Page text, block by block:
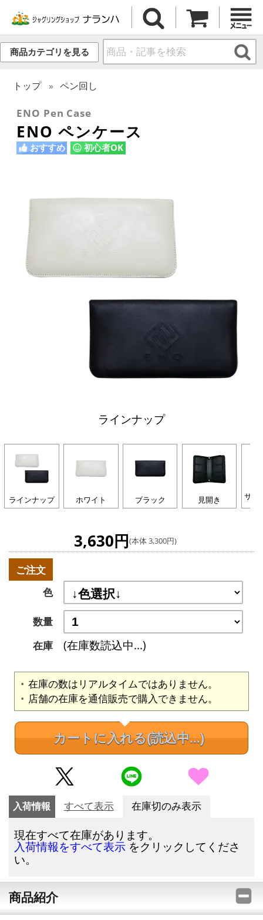
商品カテゴリを見る
トップ ペン回し
ENO Pen Case
ENO ペンケース
おすすめ 初心者OK
ラインナップ
ラインナップ ホワイト ブラック 見開き サイ
3,630円(本体 3,300円)
ご注文
色
数量
在庫
(在庫数読込中...)
在庫の数はリアルタイムではありません。
店舗の在庫を通信販売で購入できません。
カートに入れる(読込中...)
入荷情報 すべて表示 在庫切のみ表示
現在すべて在庫があります。
入荷情報をすべて表示 をクリックしてくださ
い。
商品紹介